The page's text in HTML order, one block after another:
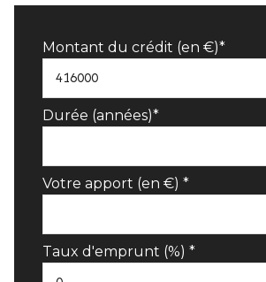
Montant du crédit (en €)*
Durée (années)*
Votre apport (en €) *
Taux d'emprunt (%) *